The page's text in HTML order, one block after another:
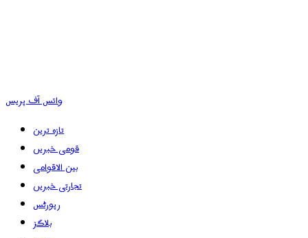
وائس آف پریس
تازہ ترین
قومی خبریں
بین الاقوامی
تجارتی خبریں
رپورٹس
بلاگز